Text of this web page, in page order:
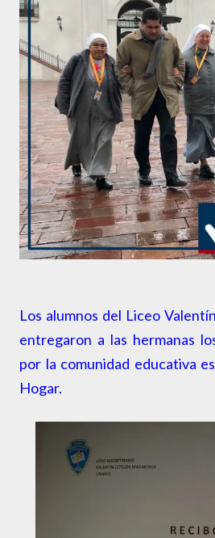
Los alumnos del Liceo
entregaron a las hermanas
por la comunidad educativa
Hogar.